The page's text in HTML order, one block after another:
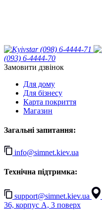
(098) 6-4444-71
(093) 6-4444-70
Замовити дзвінок
Для дому
Для бізнесу
Карта покриття
Магазин
Загальні запитання:
info@simnet.kiev.ua
Технічна підтримка:
support@simnet.kiev.ua
36, корпус А, 3 поверх